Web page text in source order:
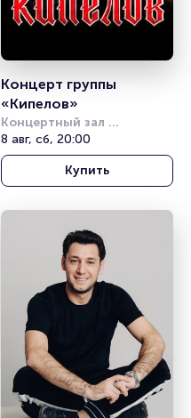
Концерт группы
«Кипелов»
Концертный зал
Фестивальный
8 авг, сб, 20:00
Купить